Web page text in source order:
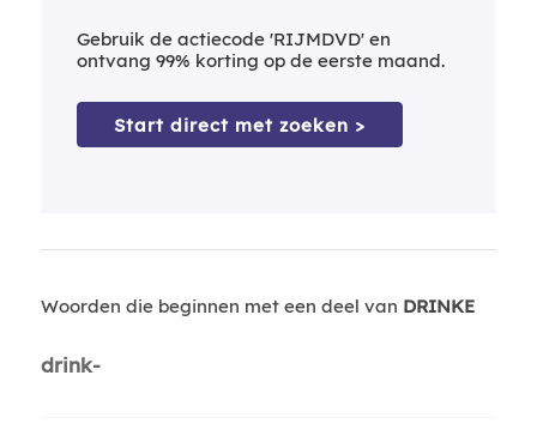
Gebruik de actiecode 'RIJMDVD' en
ontvang 99% korting op de eerste maand.
Start direct met zoeken >
Woorden die beginnen met een deel van DRINKE
drink-